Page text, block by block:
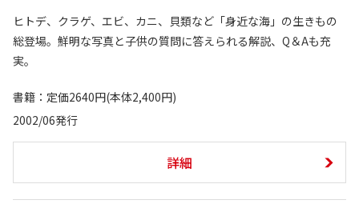
ヒトデ、クラゲ、エビ、カニ、貝類など「身近な海」の生きもの
総登場。鮮明な写真と子供の質問に答えられる解説、Q＆Aも充
実。
書籍：定価2640円(本体2,400円)
2002/06発行
詳細